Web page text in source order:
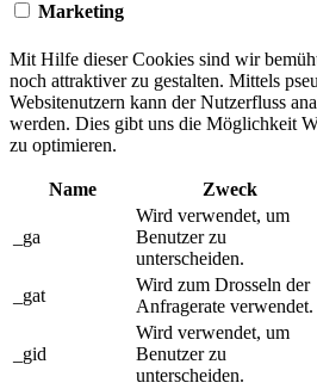
Marketing
Mit Hilfe dieser Cookies sind wir
noch attraktiver zu gestalten. Mittels
Websitenutzern kann der Nutzerfluss
werden. Dies gibt uns die Möglichkeit
zu optimieren.
Name Zweck
_ga
Wird verwendet, um
Benutzer zu
unterscheiden.
_gat
Wird zum Drosseln der
Anfragerate verwendet.
_gid
Wird verwendet, um
Benutzer zu
unterscheiden.